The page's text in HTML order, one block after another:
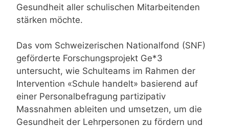
Gesundheit aller schulischen Mitarbeitenden
stärken möchte.
Das vom Schweizerischen Nationalfond (SNF)
geförderte Forschungsprojekt Ge*3
untersucht, wie Schulteams im Rahmen der
Intervention «Schule handelt» basierend auf
einer Personalbefragung partizipativ
Massnahmen ableiten und umsetzen, um die
Gesundheit der Lehrpersonen zu fördern und